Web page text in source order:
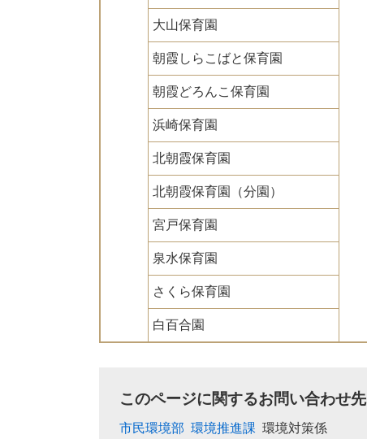
大山保育園
朝霞しらこばと保育園
朝霞どろんこ保育園
浜崎保育園
北朝霞保育園
北朝霞保育園（分園）
宮戸保育園
泉水保育園
さくら保育園
白百合園
このページに関するお問い合わせ先
市民環境部 環境推進課 環境対策係